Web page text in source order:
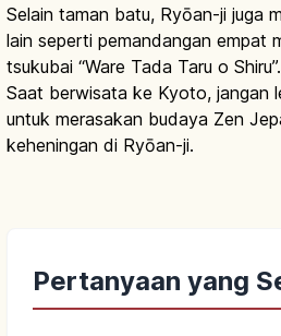
Selain taman batu, Ryōan-ji juga
lain seperti pemandangan empat
tsukubai “Ware Tada Taru o Shiru”.
Saat berwisata ke Kyoto, jangan
untuk merasakan budaya Zen
keheningan di Ryōan-ji.
Pertanyaan yang